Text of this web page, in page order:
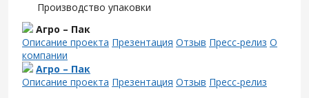
Производство упаковки
Агро – Пак
Описание проекта Презентация Отзыв Пресс-релиз О
компании
Агро – Пак
Описание проекта Презентация Отзыв Пресс-релиз